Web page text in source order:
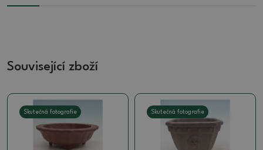
Související zboží
Skutečná fotografie Skutečná fotografie